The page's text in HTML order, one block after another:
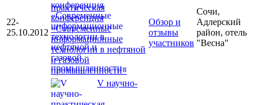
22-
25.10.2012
практическая
конференция
«Современные
информационные
технологии в нефтяной
и газовой
промышленности»
Обзор и
отзывы
участников
Сочи,
Адлерский
район, отель
"Весна"
V научно-